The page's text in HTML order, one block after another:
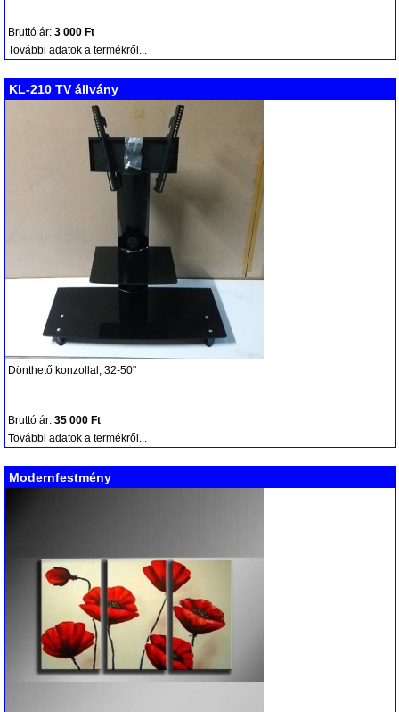
Bruttó ár: 3 000 Ft
További adatok a termékről...
KL-210 TV állvány
Dönthető konzollal, 32-50"
Bruttó ár: 35 000 Ft
További adatok a termékről...
Modernfestmény